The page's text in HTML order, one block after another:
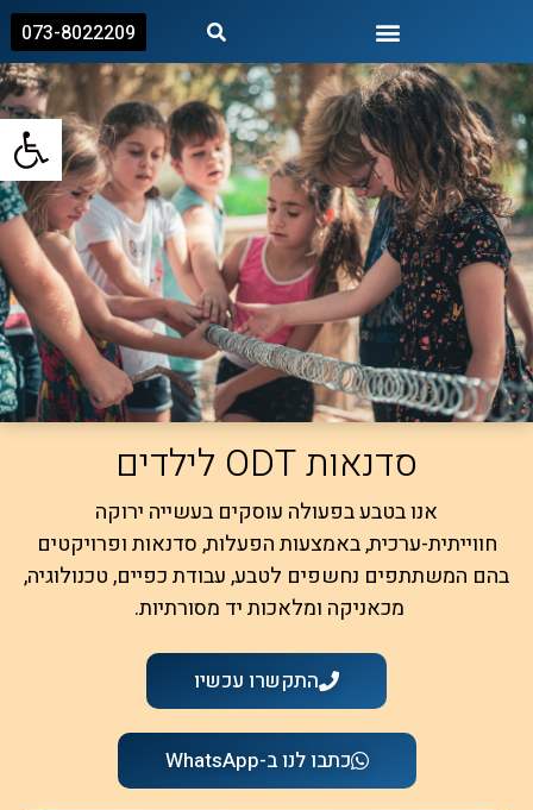
073-8022209
סדנאות ODT לילדים
אנו בטבע בפעולה עוסקים בעשייה ירוקה
חווייתית-ערכית, באמצעות הפעלות, סדנאות ופרויקטים
בהם המשתתפים נחשפים לטבע, עבודת כפיים, טכנולוגיה,
מכאניקה ומלאכות יד מסורתיות.
התקשרו עכשיו
כתבו לנו ב-WhatsApp